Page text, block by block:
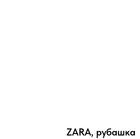
ZARA, рубашка